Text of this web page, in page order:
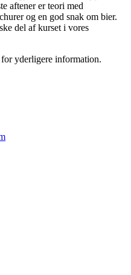
aftener er teori med
og en god snak om bier.
del af kurset i vores
yderligere information.